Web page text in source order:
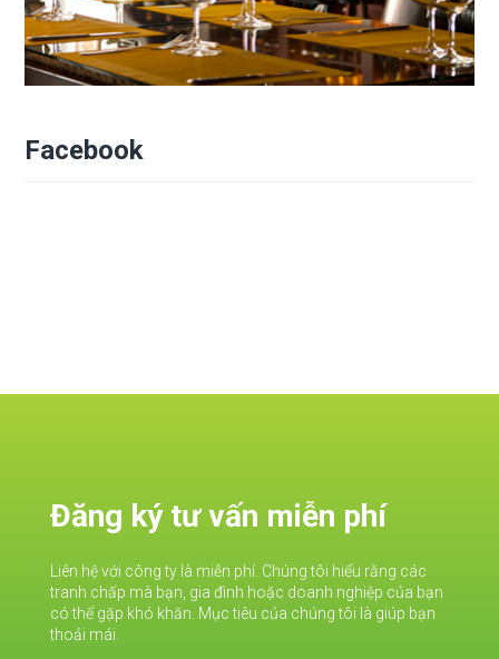
Facebook
Đăng ký tư vấn miễn phí
Liên hệ với công ty là miễn phí. Chúng tôi hiểu rằng các
tranh chấp mà bạn, gia đình hoặc doanh nghiệp của bạn
có thể gặp khó khăn. Mục tiêu của chúng tôi là giúp bạn
thoải mái.